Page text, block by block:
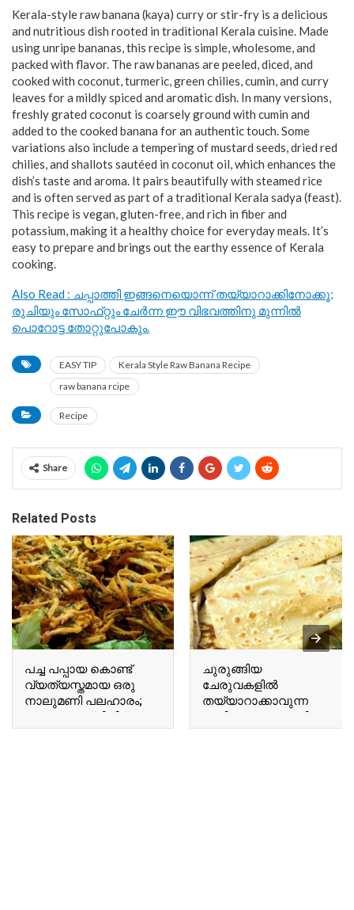
Kerala-style raw banana (kaya) curry or stir-fry is a delicious
and nutritious dish rooted in traditional Kerala cuisine. Made
using unripe bananas, this recipe is simple, wholesome, and
packed with flavor. The raw bananas are peeled, diced, and
cooked with coconut, turmeric, green chilies, cumin, and curry
leaves for a mildly spiced and aromatic dish. In many versions,
freshly grated coconut is coarsely ground with cumin and
added to the cooked banana for an authentic touch. Some
variations also include a tempering of mustard seeds, dried red
chilies, and shallots sautéed in coconut oil, which enhances the
dish’s taste and aroma. It pairs beautifully with steamed rice
and is often served as part of a traditional Kerala sadya (feast).
This recipe is vegan, gluten-free, and rich in fiber and
potassium, making it a healthy choice for everyday meals. It’s
easy to prepare and brings out the earthy essence of Kerala
cooking.
Also Read : ചപ്പാത്തി ഇങ്ങനെയൊന്ന് തയ്യാറാക്കിനോക്കൂ;
രുചിയും സോഫ്‌റ്റും ചേർന്ന ഈ വിഭവത്തിനു മുന്നിൽ
പൊറോട്ട തോറ്റുപോകും.
EASY TIP
Kerala Style Raw Banana Recipe
raw banana rcipe
Recipe
Share
Related Posts
പച്ച പപ്പായ കൊണ്ട്
വ്യത്യസ്തമായ ഒരു
നാലുമണി പലഹാരം;
വെറും പത്ത് മിനിറ്റ്
കൊണ്ട് പപ്പായ ചിപ്സ്
ചുരുങ്ങിയ
ചേരുവകളിൽ
തയ്യാറാക്കാവുന്ന
രുചികരമായ റൊട്ടി;
ബട്ടർ ചപ്പാത്തി കഴിച്ചു